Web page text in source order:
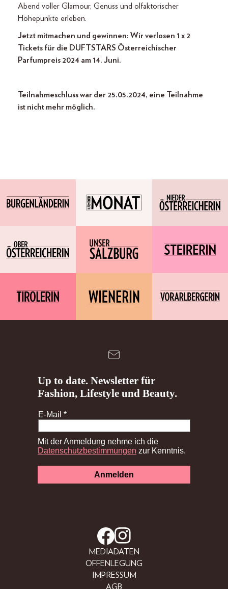
Abend voller Glamour, Genuss und olfaktorischer
Höhepunkte erleben.
Jetzt mitmachen und gewinnen: Wir verlosen 1 x 2
Tickets für die DUFTSTARS Österreichischer
Parfumpreis 2024 am 14. Juni.
Teilnahmeschluss war der 25.05.2024, eine Teilnahme
ist nicht mehr möglich.
MEDIADATEN
OFFENLEGUNG
IMPRESSUM
AGB